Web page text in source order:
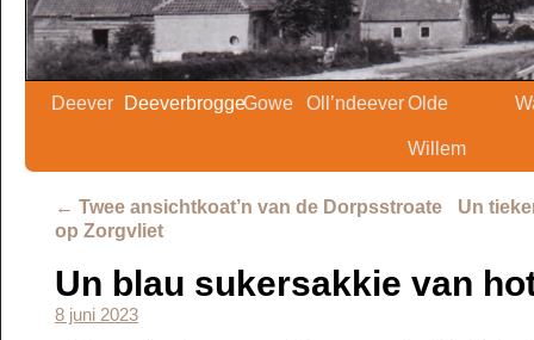
Deever DeeverbroggeGowe Oll’ndeeverOlde
Willem
← Twee ansichtkoat’n van de Dorpsstroate
op Zorgvliet
Un
Un blau sukersakkie van
8 juni 2023